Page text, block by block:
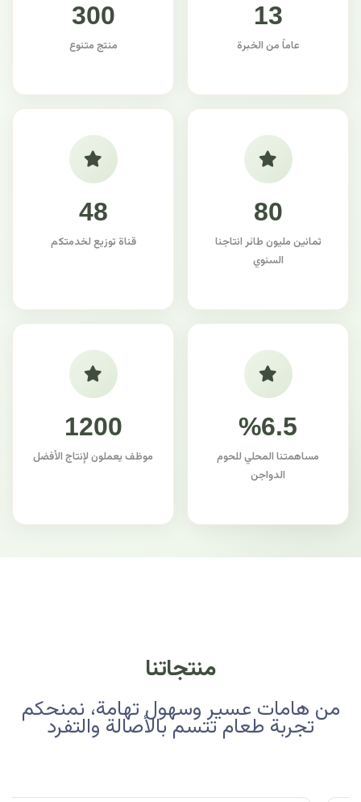
13
عاماً من الخبرة
300
منتج متنوع
80
ثمانين مليون طائر انتاجنا
السنوي
48
قناة توزيع لخدمتكم
%6.5
مساهمتنا المحلي للحوم
الدواجن
1200
موظف يعملون لإنتاج الأفضل
منتجاتنا
من هامات عسير وسهول تهامة، نمنحكم
تجربة طعام تتسم بالأصالة والتفرد